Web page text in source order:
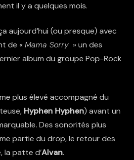
il y a quelques mois.
aujourd’hui (ou presque) avec
de «Mama Sorry» un des
album du groupe Pop-Rock
plus élevé accompagné du
Hyphen Hyphen) avant un
Des sonorités plus
partie du drop, le retour des
la patte d’Alvan.